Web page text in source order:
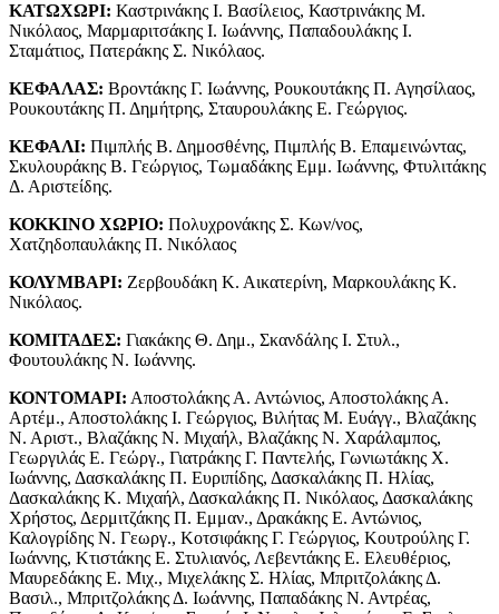
ΚΑΤΩΧΩΡΙ: Καστρινάκης I. Βασίλειος, Καστρινάκης Μ.
Νικόλαος, Μαρμαριτσάκης I. Ιωάννης, Παπαδουλάκης I.
Σταμάτιος, Πατεράκης Σ. Νικόλαος.
ΚΕΦΑΛΑΣ: Βροντάκης Γ. Ιωάννης, Ρουκουτάκης Π. Αγησίλαος,
Ρουκουτάκης Π. Δημήτρης, Σταυρουλάκης Ε. Γεώργιος.
ΚΕΦΑΛΙ: Πιμπλής Β. Δημοσθένης, Πιμπλής Β. Επαμεινώντας,
Σκυλουράκης Β. Γεώργιος, Τωμαδάκης Εμμ. Ιωάννης, Φτυλιτάκης
Δ. Αριστείδης.
ΚΟΚΚΙΝΟ ΧΩΡΙΟ: Πολυχρονάκης Σ. Κων/νος,
Χατζηδοπαυλάκης Π. Νικόλαος
ΚΟΛΥΜΒΑΡΙ: Ζερβουδάκη Κ. Αικατερίνη, Μαρκουλάκης Κ.
Νικόλαος.
ΚΟΜΙΤΑΔΕΣ: Γιακάκης Θ. Δημ., Σκανδάλης I. Στυλ.,
Φουτουλάκης Ν. Ιωάννης.
ΚΟΝΤΟΜΑΡΙ: Αποστολάκης Α. Αντώνιος, Αποστολάκης Α.
Αρτέμ., Αποστολάκης I. Γεώργιος, Βιλήτας Μ. Ευάγγ., Βλαζάκης
Ν. Αριστ., Βλαζάκης Ν. Μιχαήλ, Βλαζάκης Ν. Χαράλαμπος,
Γεωργιλάς Ε. Γεώργ., Γιατράκης Γ. Παντελής, Γωνιωτάκης Χ.
Ιωάννης, Δασκαλάκης Π. Ευριπίδης, Δασκαλάκης Π. Ηλίας,
Δασκαλάκης Κ. Μιχαήλ, Δασκαλάκης Π. Νικόλαος, Δασκαλάκης
Χρήστος, Δερμιτζάκης Π. Εμμαν., Δρακάκης Ε. Αντώνιος,
Καλογρίδης Ν. Γεωργ., Κοτσιφάκης Γ. Γεώργιος, Κουτρούλης Γ.
Ιωάννης, Κτιστάκης Ε. Στυλιανός, Λεβεντάκης Ε. Ελευθέριος,
Μαυρεδάκης Ε. Μιχ., Μιχελάκης Σ. Ηλίας, Μπριτζολάκης Δ.
Βασιλ., Μπριτζολάκης Δ. Ιωάννης, Παπαδάκης Ν. Αντρέας,